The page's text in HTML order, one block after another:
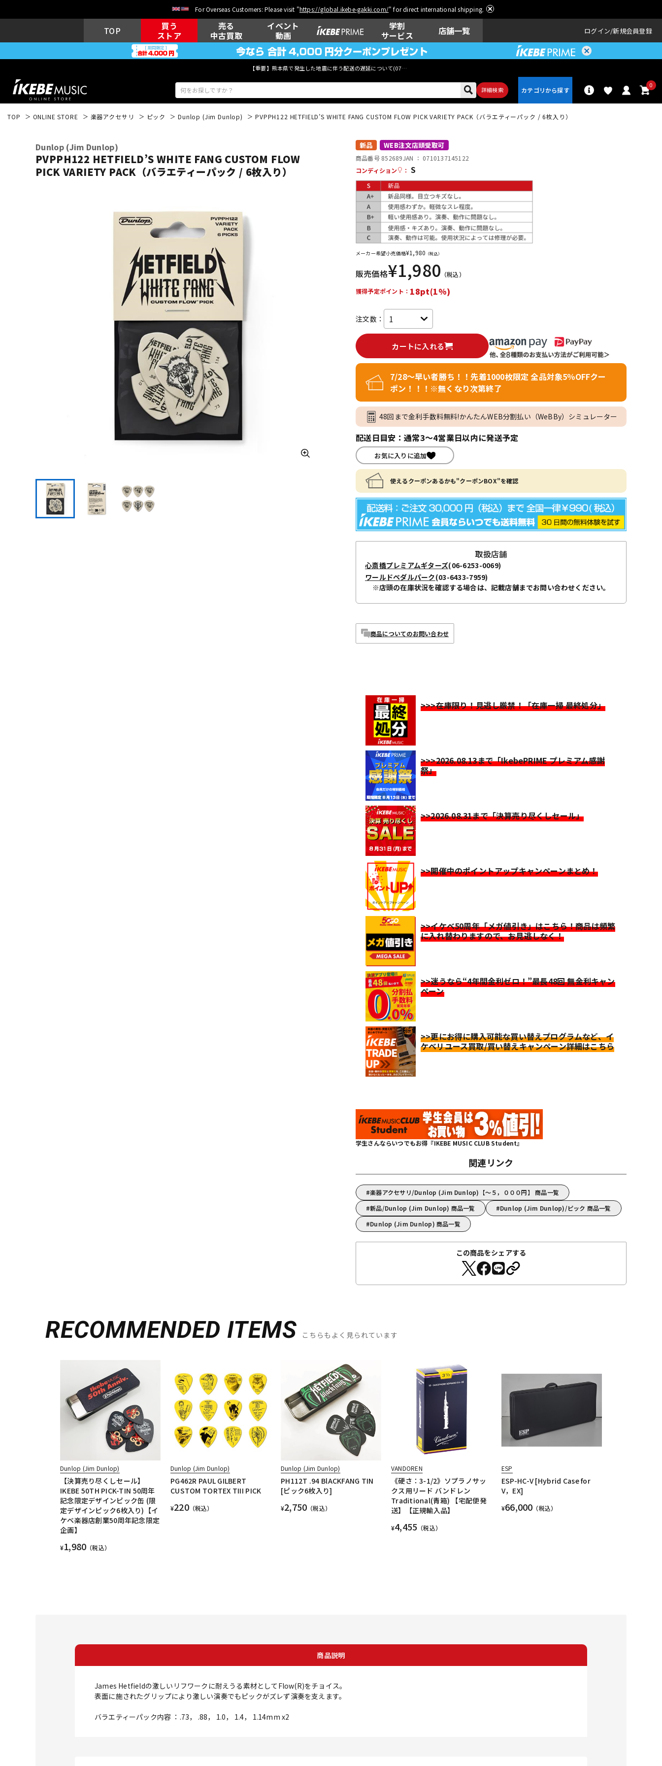
For Overseas Customers: Please visit "https://global.ikebe-gakki.com/" for direct international shipping.
TOP
買う
ストア
売る
中古買取
イベント
動画
学割
サービス
店舗一覧 ログイン 新規会員登録
【重要】熊本県で発生した地震に伴う配送の遅延について(07月29日
詳細検索
0
エレキギター ウクレレ
その他楽器
DTM レコーディン
グ機器
配信/ライブ
機器
ヴィンテージ
TOP ONLINE STORE 楽器アクセサリ ピック Dunlop (Jim Dunlop) PVPPH122 HETFIELD’S WHITE FANG CUSTOM FLOW PICK VARIETY PACK（バラエティーパック / 6枚入り）
Dunlop (Jim Dunlop)
PVPPH122 HETFIELD’S WHITE FANG CUSTOM FLOW
PICK VARIETY PACK（バラエティーパック / 6枚入り）
新品 WEB注文店頭受取可
商品番号 852689JAN ： 0710137145122
コンディション
： S
メーカー希望小売価格¥1,980 （税込）
販売価格¥1,980 （税込）
獲得予定ポイント： 18pt(1%)
注文数：
カートに入れる
7/28～早い者勝ち！！先着1000枚限定 全品対象5％OFFクー
ポン！！！※無くなり次第終了
48回まで金利手数料無料!かんたんWEB分割払い（WeBBy）シミュレーター
配送日目安：通常3～4営業日以内に発送予定
お気に入りに追加
使えるクーポンあるかも"クーポンBOX"を確認
取扱店舗
心斎橋プレミアムギターズ(06-6253-0069)
ワールドペダルパーク(03-6433-7959)
※店頭の在庫状況を確認する場合は、記載店舗までお問い合わせください。
商品についてのお問い合わせ
>>>在庫限り！見逃し厳禁！「在庫一掃 最終処分」
>>>2026.08.13まで「IkebePRIME プレミアム感謝
祭」
>>2026.08.31まで「決算売り尽くしセール」
>>開催中のポイントアップキャンペーンまとめ！
>>イケベ50周年「メガ値引き」はこちら！商品は頻繁
に入れ替わりますので、お見逃しなく！
>>迷うなら“4年間金利ゼロ！”最長48回 無金利キャン
ペーン
>>更にお得に購入可能な買い替えプログラムなど、イ
ケベリユース買取/買い替えキャンペーン詳細はこちら
学生さんならいつでもお得『IKEBE MUSIC CLUB Student』
関連リンク
楽器アクセサリ/Dunlop (Jim Dunlop)【～５，０００円】 商品一覧
新品/Dunlop (Jim Dunlop) 商品一覧
Dunlop (Jim Dunlop)/ピック 商品一覧
Dunlop (Jim Dunlop) 商品一覧
この商品をシェアする
RECOMMENDED ITEMS こちらもよく見られています
Dunlop (Jim Dunlop)
【決算売り尽くしセール】
IKEBE 50TH PICK-TIN 50周年
記念限定デザインピック缶 (限
定デザインピック6枚入り)【イ
ケベ楽器店創業50周年記念限定
企画】
¥1,980 （税込）
Dunlop (Jim Dunlop)
PG462R PAUL GILBERT
CUSTOM TORTEX TIII PICK
¥220（税込）
Dunlop (Jim Dunlop)
PH112T .94 BlACKFANG TIN
[ピック6枚入り]
¥2,750 （税込）
VANDOREN
《硬さ：3-1/2》ソプラノサッ
クス用リード バンドレン
Traditional(青箱) 【宅配便発
送】【正規輸入品】
¥4,455 （税込）
ESP
ESP-HC-V [Hybrid Case for
V，EX]
¥66,000 （税込）
商品説明
James Hetfieldの激しいリフワークに耐えうる素材としてFlow(R)をチョイス。
表面に施されたグリップにより激しい演奏でもピックがズレず演奏を支えます。
バラエティーパック内容 ：.73， .88， 1.0， 1.4， 1.14mm x2